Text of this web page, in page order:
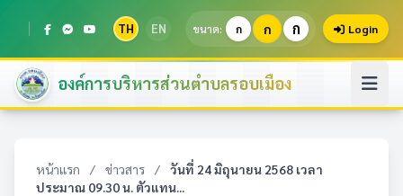
TH EN ขนาด: ก ก ก Login
องค์การบริหารส่วนตำบลรอบเมือง
หน้าแรก / ข่าวสาร /
วันที่ 24 มิถุนายน 2568 เวลา
ประมาณ 09.30 น. ตัวแทน...